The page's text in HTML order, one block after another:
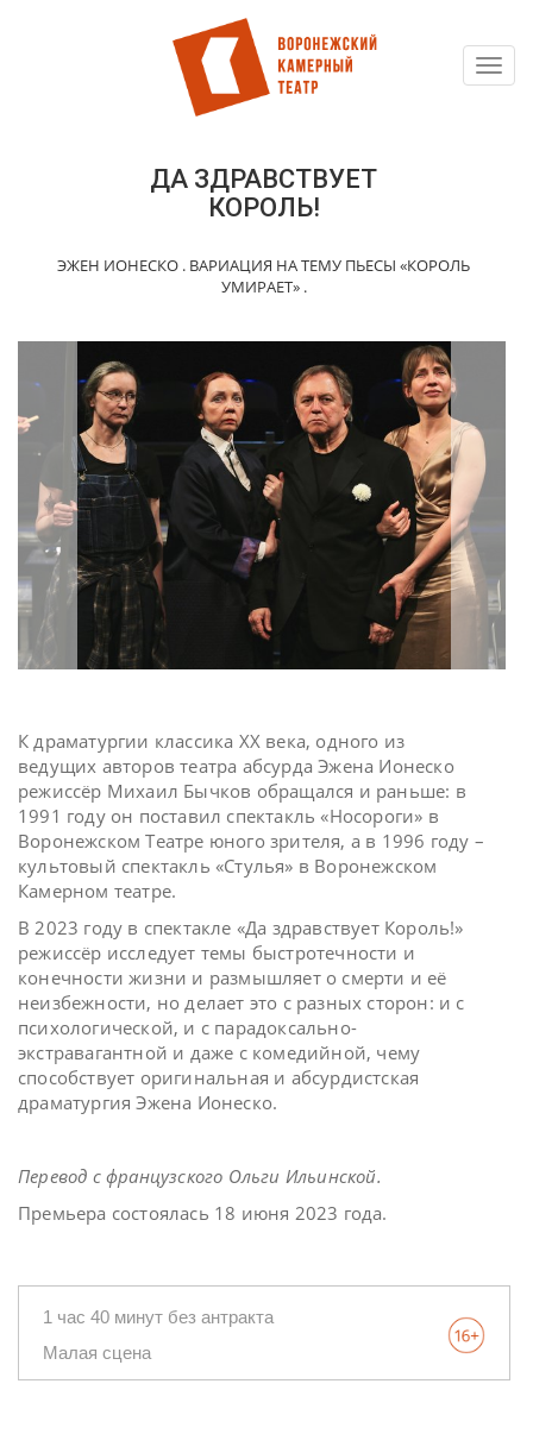
ДА ЗДРАВСТВУЕТ
КОРОЛЬ!
ЭЖЕН ИОНЕСКО . ВАРИАЦИЯ НА ТЕМУ ПЬЕСЫ «КОРОЛЬ
УМИРАЕТ» .
К драматургии классика XX века, одного из
ведущих авторов театра абсурда Эжена Ионеско
режиссёр Михаил Бычков обращался и раньше: в
1991 году он поставил спектакль «Носороги» в
Воронежском Театре юного зрителя, а в 1996 году –
культовый спектакль «Стулья» в Воронежском
Камерном театре.
В 2023 году в спектакле «Да здравствует Король!»
режиссёр исследует темы быстротечности и
конечности жизни и размышляет о смерти и её
неизбежности, но делает это с разных сторон: и с
психологической, и с парадоксально-
экстравагантной и даже с комедийной, чему
способствует оригинальная и абсурдистская
драматургия Эжена Ионеско.
Перевод с французского Ольги Ильинской.
Премьера состоялась 18 июня 2023 года.
1 час 40 минут без антракта
Малая сцена